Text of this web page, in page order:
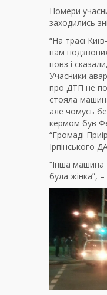
Номери
заходились
“На трасі
нам
повз і
Учасники
про ДТП не
стояла
але чомусь
кермом був
“Громаді
Ірпінського
“Інша машина
була жінка”,